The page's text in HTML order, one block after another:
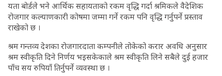
यता बोर्डले भने आर्थिक सहायताको रकम वृद्धि गर्दा श्रमिकले वैदेशिक
रोजगार कल्याणकारी कोषमा जम्मा गर्ने रकम पनि वृद्धि गर्नुपर्ने प्रस्ताव
राखेको छ ।
श्रम गन्तव्य देशका रोजगारदाता कम्पनीले तोकेको करार अवधि अनुसार
श्रम स्वीकृति दिने निर्णय भइसकेकाले श्रम स्वीकृति लिने सबैले दुई हजार
पाँच सय रुपियाँ तिर्नुपर्ने व्यवस्था छ ।